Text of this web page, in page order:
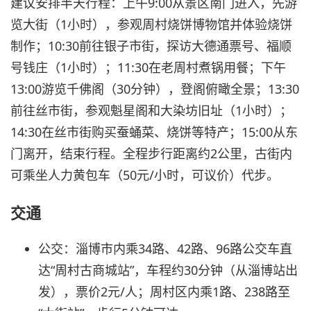
览大街（1小时），参观周村烧饼博物馆并体验烧饼
制作；10:30前往银子市街，探访大德通票号、福顺
号钱庄（1小时）；11:30在老周村煮锅用餐；下午
13:00游览千佛阁（30分钟），登阁俯瞰全景；13:30
前往丝市街，参观魁星阁和大染坊旧址（1小时）；
14:30在丝市街购买蚕蛹菜、烧饼等特产；15:00从东
门离开，结束行程。全程步行距离约2公里，古街内
可乘坐人力黄包车（50元/小时，可议价）代步。
交通
公交：淄博市内乘34路、42路、96路公交车直
达“周村古商城站”，车程约30分钟（从淄博站出
发），票价2元/人；周村区内乘1路、238路至